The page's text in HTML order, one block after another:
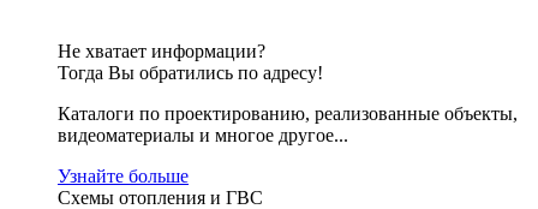
Не хватает информации?
Тогда Вы обратились по адресу!
Каталоги по проектированию, реализованные объекты,
видеоматериалы и многое другое...
Узнайте больше
Схемы отопления и ГВС